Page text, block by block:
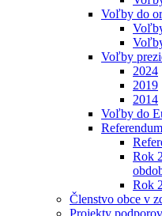
Voľby do
Voľby
2024
2019
2014
Voľby do
Referendum
Rok
Rok
Členstvo obce v
Projekty